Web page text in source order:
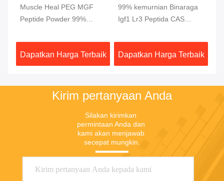
Muscle Heal PEG MGF
Peptide Powder 99%
Dapatkan Harga Terbaik
99% kemurnian Binaraga
Igf1 Lr3 Peptida CAS
Dapatkan Harga Terbaik
Kirim pertanyaan Anda
Silakan kirimkan
permintaan Anda dan
kami akan menjawab
secepat mungkin.